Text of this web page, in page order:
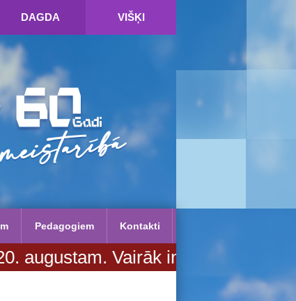
DAGDA VIŠĶI
Pedagogiem Kontakti
Vairāk informācijas SPIED